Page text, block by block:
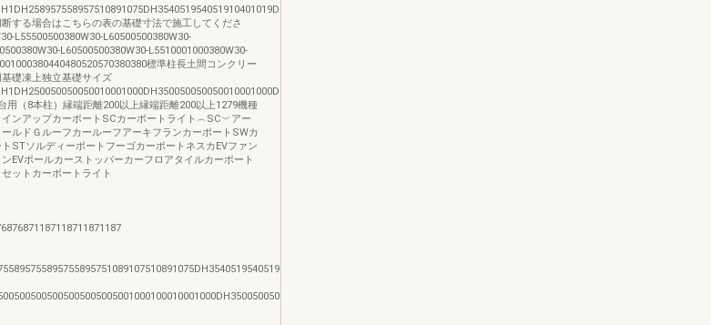
する場合はこちらの表の基礎寸法で施工してくださ
L55500500380W30-L60500500380W30-
L60500500380W30-L5510001000380W30-
標準柱長土間コンクリー
礎凍上独立基礎サイズ
用（8本柱）縁端距離200以上縁端距離200以上1279機種
ンアップカーポートSCカーポートライト︵SC︶アー
ールドＧルーフカールーフアーキフランカーポートSWカ
トSTソルディーポートフーゴカーポートネスカEVファン
EVポールカーストッパーカーフロアタイルカーポート
ットカーポートライト